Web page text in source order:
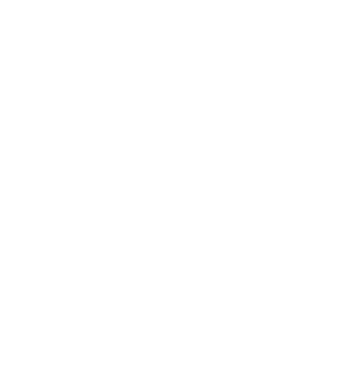
este stilul de amenajare pe care l-ai abordat, la Homelux gasesti
40x100 si 80x200. Modelele noastre au preturi accesibile,
disponibil. In plus, fie ca folosesti bucataria doar pentru a-ti
retete, ai nevoie de un
pregatit modele de covoare pentru toate gusturile. In ceea ce
si covoare viu colorate, in nuante de albastru, galben, verde,
pentru o bucatarie simpla si eleganta, amenajata in stil
de la imprimeuri abstracte sau modele geometrice si pana la